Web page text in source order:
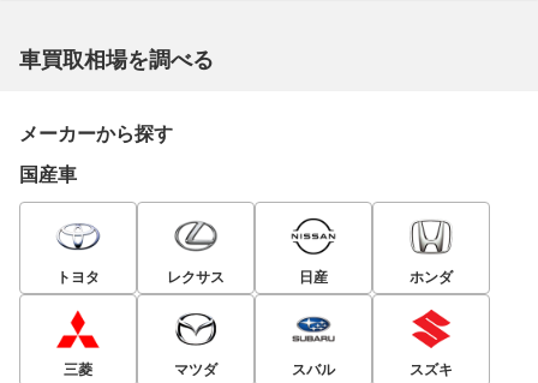
車買取相場を調べる
メーカーから探す
国産車
トヨタ レクサス 日産 ホンダ
三菱 マツダ スバル スズキ